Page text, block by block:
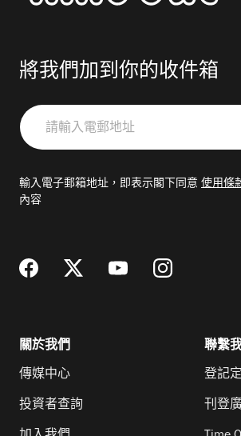
將我們加到你的收件箱
請
輸
郵
輸入電子郵箱地址，即表示閣下同意 使用條
內容
關於我們
傳媒中心
投資者查詢
聯繫
登記
刊登